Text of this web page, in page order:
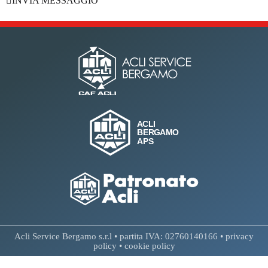
Acli Service Bergamo s.r.l • partita IVA: 02760140166 • privacy
policy• cookie policy